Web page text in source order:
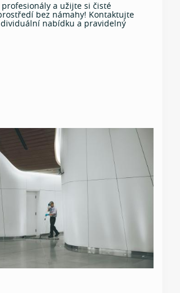
profesionály a užijte si čisté
bez námahy! Kontaktujte
nabídku a pravidelný